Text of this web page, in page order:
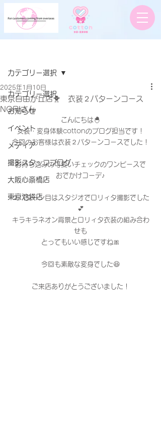
カテゴリー選択
お知らせ
イベント
メディア
撮影スタッフブログ
大阪心斎橋店
東京池袋店
カテゴリー選択
東京自由が丘店🐥 衣装２パターンコース
NORIさん
2025年1月10日
こんにちは🐣
女装・変身体験cottonのブログ担当です！
今回のお客様は衣装２パターンコースでした！
お持ち込みの可愛いチェックのワンピースで
おでかけコーデ♪
２パターン目はスタジオでロリィタ撮影でした
💕
キラキラネオン背景とロリィタ衣装の組み合わ
せも
とってもいい感じですね🎀
今回も素敵な変身でした😆
ご来店ありがとうございました！